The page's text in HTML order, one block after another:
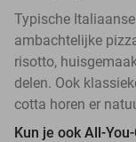
Typische
ambachtelijke
risotto,
delen. Ook
cotta horen er
Kun je ook All-